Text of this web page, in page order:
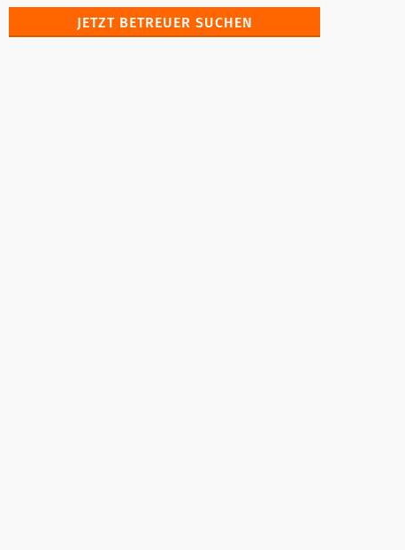
FremdsprachenJETZT BETREUER SUCHEN